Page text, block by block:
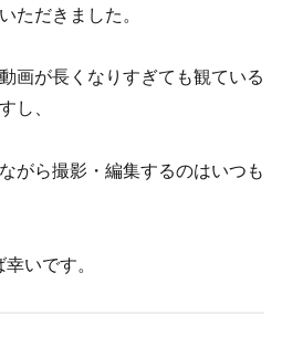
ただきました。
画が長くなりすぎても観ている
し、
がら撮影・編集するのはいつも
いです。